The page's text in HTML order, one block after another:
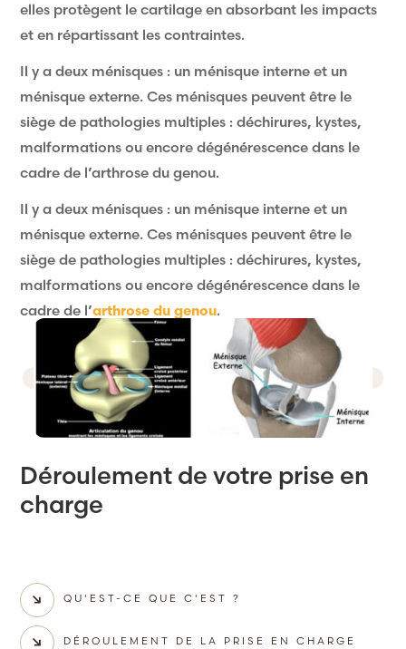
elles protègent le cartilage en absorbant les impacts
et en répartissant les contraintes.
Il y a deux ménisques : un ménisque interne et un
ménisque externe. Ces ménisques peuvent être le
siège de pathologies multiples : déchirures, kystes,
malformations ou encore dégénérescence dans le
cadre de l’arthrose du genou.
Il y a deux ménisques : un ménisque interne et un
ménisque externe. Ces ménisques peuvent être le
siège de pathologies multiples : déchirures, kystes,
malformations ou encore dégénérescence dans le
cadre de l’arthrose du genou.
Déroulement de votre prise en
charge
QU'EST-CE QUE C'EST ?
DÉROULEMENT DE LA PRISE EN CHARGE